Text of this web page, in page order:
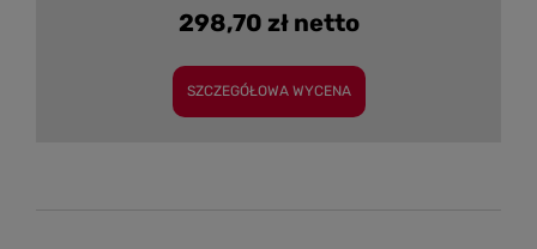
298,70 zł netto
SZCZEGÓŁOWA WYCENA